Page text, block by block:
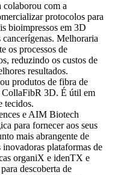
colaborou com a
protocolos para
bioimpressos em 3D
cancerígenas. Melhoraria
os processos de
reduzindo os custos de
resultados.
produtos de fibra de
CollaFibR 3D. É útil em
tecidos.
e AIM Biotech
para fornecer aos seus
mais abrangente de
plataformas de
organiX e idenTX e
descoberta de